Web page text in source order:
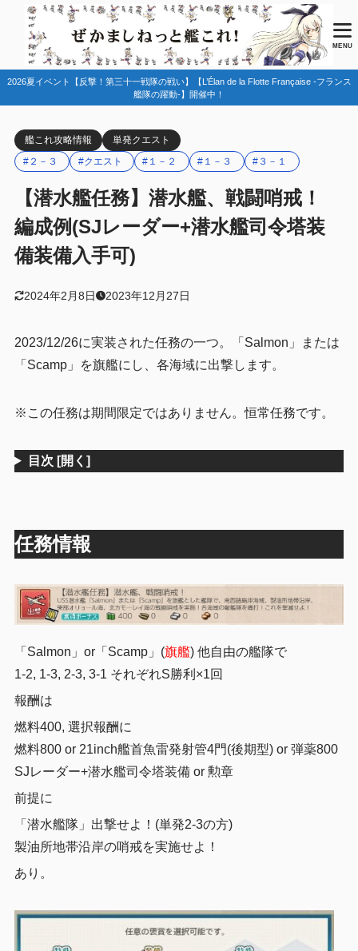
MENU
2026夏イベント【反撃！第三十一戦隊の戦い】【L’Élan de la Flotte Française -フランス
艦隊の躍動-】開催中！
艦これ攻略情報
単発クエスト
#２－３
#クエスト #１－２ #１－３ #３－１
【潜水艦任務】潜水艦、戦闘哨戒！
編成例(SJレーダー+潜水艦司令塔装
備装備入手可)
2024年2月8日 2023年12月27日
2023/12/26に実装された任務の一つ。「Salmon」または
「Scamp」を旗艦にし、各海域に出撃します。
※この任務は期間限定ではありません。恒常任務です。
目次 [開く]
任務情報
「Salmon」or「Scamp」(旗艦) 他自由の艦隊で
1-2, 1-3, 2-3, 3-1 それぞれS勝利×1回
報酬は
燃料400, 選択報酬に
燃料800 or 21inch艦首魚雷発射管4門(後期型) or 弾薬800
SJレーダー+潜水艦司令塔装備 or 勲章
前提に
「潜水艦隊」出撃せよ！(単発2-3の方)
製油所地帯沿岸の哨戒を実施せよ！
あり。
目次
1
2.1 １－２
2.3 (１－３) ２－３ ３－１
3 まとめ